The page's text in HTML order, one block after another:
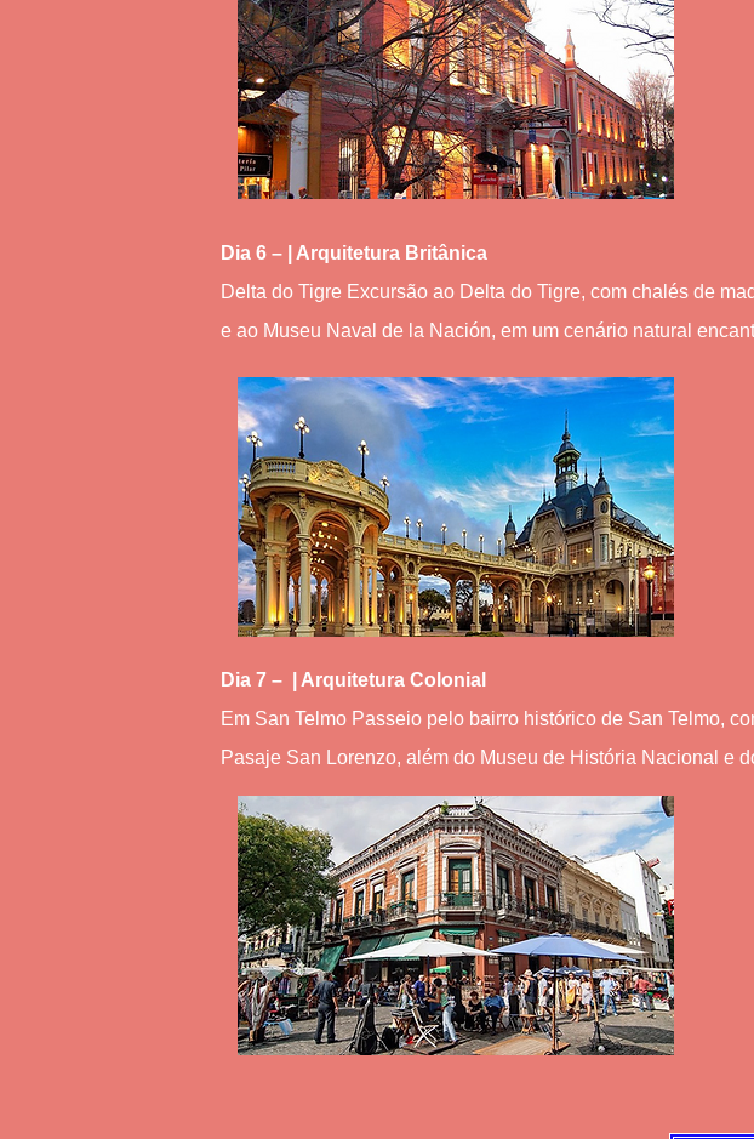
Dia 6 – | Arquitetura Britânica
Delta do Tigre Excursão ao Delta do Tigre, com chalés de
e ao Museu Naval de la Nación, em um cenário natural
Dia 7 – | Arquitetura Colonial
Em San Telmo Passeio pelo bairro histórico de San Telmo,
Pasaje San Lorenzo, além do Museu de História Nacional e